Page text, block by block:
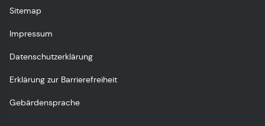
Sitemap
Impressum
Datenschutzerklärung
Erklärung zur Barrierefreiheit
Gebärdensprache